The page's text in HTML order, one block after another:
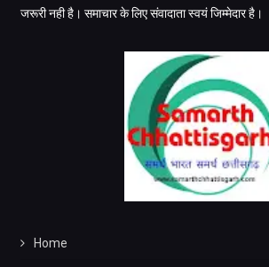
जरूरी नही है। समाचार के लिए संवादाता स्वयं जिम्मेदार है।
Home